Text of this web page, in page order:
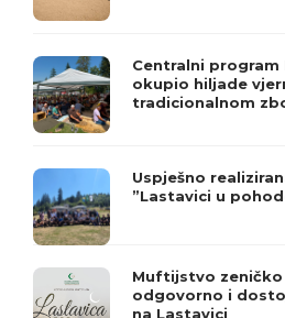
Centralni program
okupio hiljade
tradicionalnom
Uspješno
”Lastavici u
Muftijstvo zeničko
odgovorno i
na Lastavici